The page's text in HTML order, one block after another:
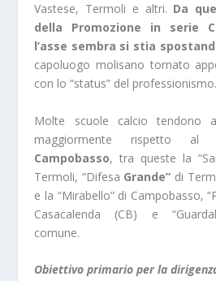
Vastese, Termoli e altri. Da
della Promozione in serie
l’asse sembra si stia
capoluogo molisano tornato
con lo “status” del professionismo.
Molte scuole calcio tendono
maggiormente rispetto al
Campobasso, tra queste la
Termoli, “Difesa Grande” di
e la “Mirabello” di Campobasso,
Casacalenda (CB) e
comune.
Obiettivo primario per la